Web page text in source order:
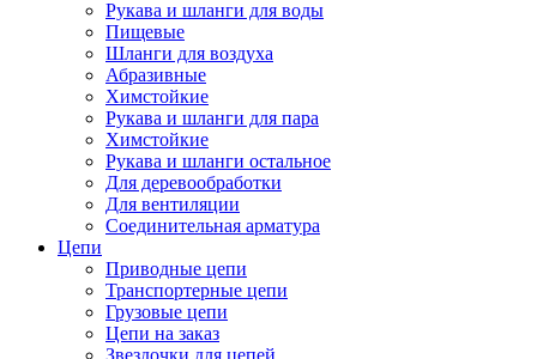
Рукава и шланги для воды
Пищевые
Шланги для воздуха
Абразивные
Химстойкие
Рукава и шланги для пара
Химстойкие
Рукава и шланги остальное
Для деревообработки
Для вентиляции
Соединительная арматура
Цепи
Приводные цепи
Транспортерные цепи
Грузовые цепи
Цепи на заказ
Звездочки для цепей